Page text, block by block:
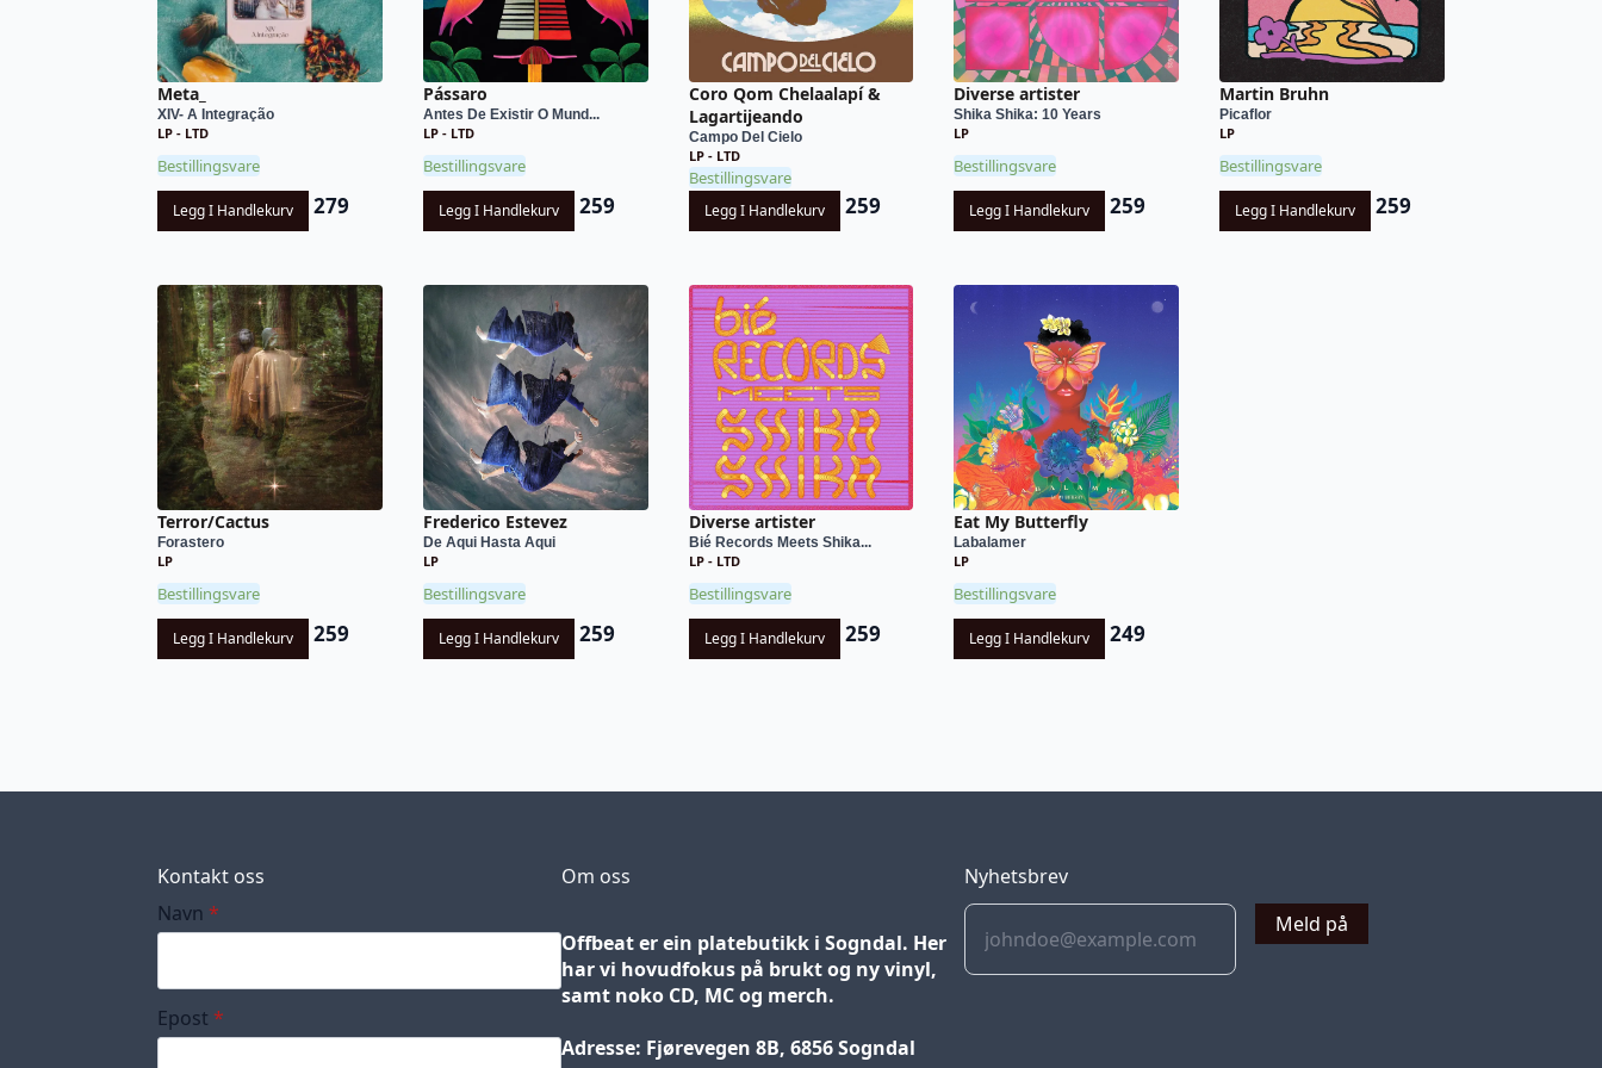
Meta_
XIV- A Integração
LP - LTD
Bestillingsvare
Legg I Handlekurv 279
Pássaro
Antes De Existir O Mund...
LP - LTD
Bestillingsvare
Legg I Handlekurv 259
Coro Qom Chelaalapí &
Lagartijeando
Campo Del Cielo
LP - LTD
Bestillingsvare
Legg I Handlekurv 259
Diverse artister
Shika Shika: 10 Years
LP
Bestillingsvare
Legg I Handlekurv 259
Martin Bruhn
Picaflor
LP
Bestillingsvare
Legg I Handlekurv 259
Terror/Cactus
Forastero
LP
Bestillingsvare
Legg I Handlekurv 259
Frederico Estevez
De Aqui Hasta Aqui
LP
Bestillingsvare
Legg I Handlekurv 259
Diverse artister
Bié Records Meets Shika...
LP - LTD
Bestillingsvare
Legg I Handlekurv 259
Eat My Butterfly
Labalamer
LP
Bestillingsvare
Legg I Handlekurv 249
Kontakt oss
Navn *
Epost *
Om oss
Offbeat er ein platebutikk i Sogndal. Her
har vi hovudfokus på brukt og ny vinyl,
samt noko CD, MC og merch.
Adresse: Fjørevegen 8B, 6856 Sogndal
Nyhetsbrev
Meld på